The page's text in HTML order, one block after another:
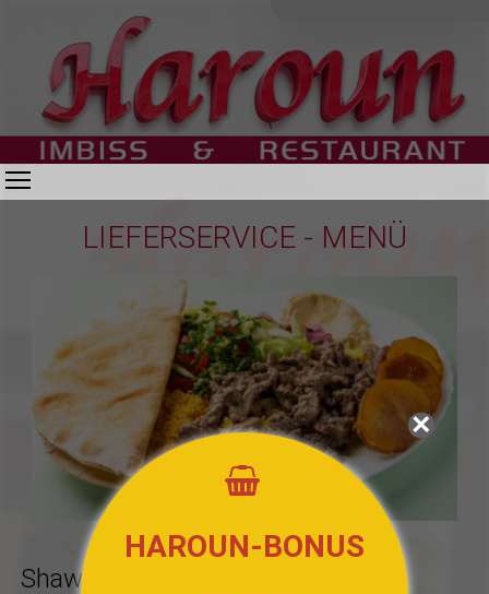
LIEFERSERVICE - MENÜ
Shawarma
HAROUN-BONUS